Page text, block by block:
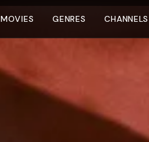
MOVIES GENRES CHANNELS